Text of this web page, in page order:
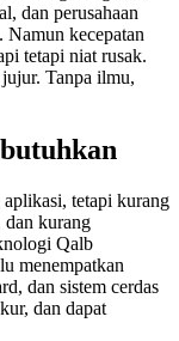
dan perusahaan
Namun kecepatan
tetapi niat rusak.
Tanpa ilmu,
tetapi kurang
kurang
Qalb
menempatkan
dan sistem cerdas
dan dapat